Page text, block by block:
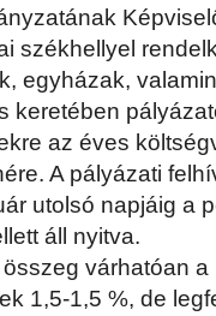
székhellyel
egyházak,
keretében
az éves
A pályázati
utolsó napjáig a
áll nyitva.
várhatóan
1,5-1,5 %, de